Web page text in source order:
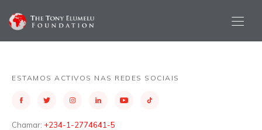
ESTAMOS ACTIVOS NAS REDES SOCIAIS
Chamar: +234-1-2774641-5